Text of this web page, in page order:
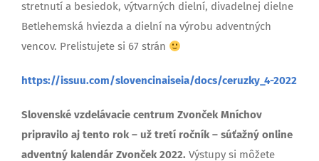
stretnutí a besiedok, výtvarných dielní, divadelnej dielne
Betlehemská hviezda a dielní na výrobu adventných
vencov. Prelistujete si 67 strán
https://issuu.com/slovencinaiseia/docs/ceruzky_4-2022
Slovenské vzdelávacie centrum Zvonček Mníchov
pripravilo aj tento rok – už tretí ročník – súťažný online
adventný kalendár Zvonček 2022. Výstupy si môžete